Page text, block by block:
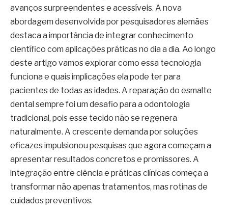
avanços surpreendentes e acessíveis. A nova
abordagem desenvolvida por pesquisadores alemães
destaca a importância de integrar conhecimento
científico com aplicações práticas no dia a dia. Ao longo
deste artigo vamos explorar como essa tecnologia
funciona e quais implicações ela pode ter para
pacientes de todas as idades. A reparação do esmalte
dental sempre foi um desafio para a odontologia
tradicional, pois esse tecido não se regenera
naturalmente. A crescente demanda por soluções
eficazes impulsionou pesquisas que agora começam a
apresentar resultados concretos e promissores. A
integração entre ciência e práticas clínicas começa a
transformar não apenas tratamentos, mas rotinas de
cuidados preventivos.